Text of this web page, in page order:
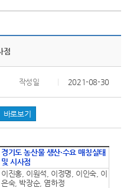
점
작성일 2021-08-30
바로보기
경기도 농산물 생산·수요 매칭실태
및 시사점
이진홍, 이원석, 이정명, 이인숙, 이
은숙, 박장순, 염하정